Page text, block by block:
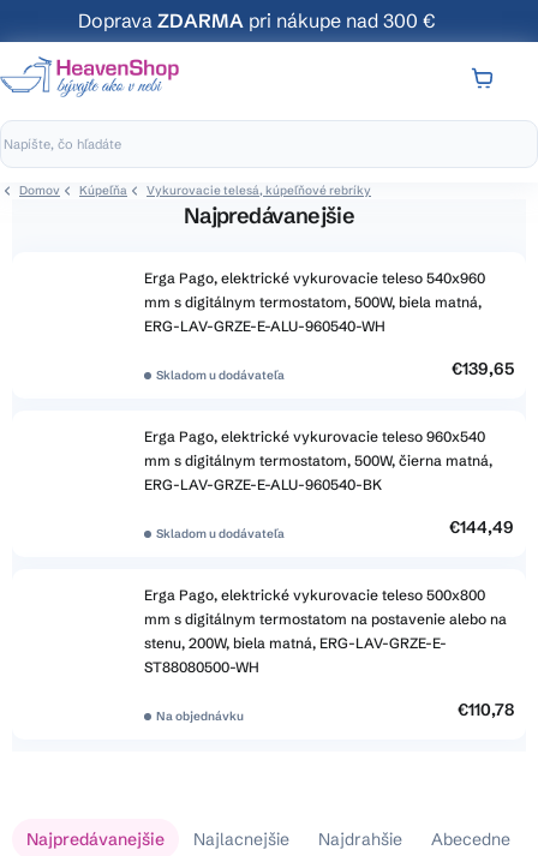
na
obsah
Doprava ZDARMA pri nákupe nad 300 €
KOŠÍK
Domov Kúpeľňa Vykurovacie telesá, kúpeľňové rebríky
Najpredávanejšie
Erga Pago, elektrické vykurovacie teleso 540x960
mm s digitálnym termostatom, 500W, biela matná,
ERG-LAV-GRZE-E-ALU-960540-WH
Skladom u dodávateľa €139,65
Erga Pago, elektrické vykurovacie teleso 960x540
mm s digitálnym termostatom, 500W, čierna matná,
ERG-LAV-GRZE-E-ALU-960540-BK
Skladom u dodávateľa €144,49
Erga Pago, elektrické vykurovacie teleso 500x800
mm s digitálnym termostatom na postavenie alebo na
stenu, 200W, biela matná, ERG-LAV-GRZE-E-
ST88080500-WH
Na objednávku €110,78
Najpredávanejšie Najlacnejšie Najdrahšie Abecedne